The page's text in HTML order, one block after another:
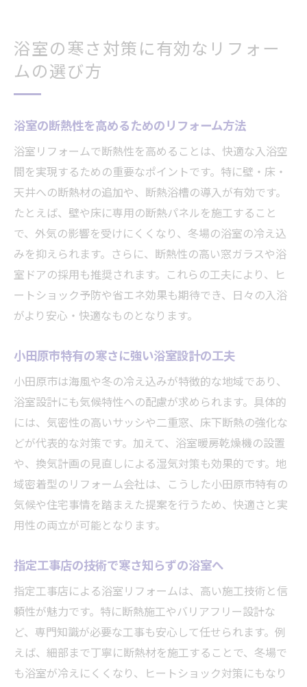
ント
朝倉風呂を含めた施工事例から学ぶ成功法
則
説
快適な浴室を実現するためのチェックリス
ト
浴室リフォーム後の満足度を高める工夫
小田原市で理想の浴室を手に入れるためのまと
め
浴室リフォームのポイントを小田原市で実
践
家族が満足する浴室リフォーム総まとめ
リフォーム後も続く浴室の快適さと安心感
小田原市で浴室リフォームを成功させる秘
訣
浴室の寒さ対策に有効なリフォー
ムの選び方
浴室の断熱性を高めるためのリフォーム方法
浴室リフォームで断熱性を高めることは、快適な入浴空
間を実現するための重要なポイントです。特に壁・床・
天井への断熱材の追加や、断熱浴槽の導入が有効です。
たとえば、壁や床に専用の断熱パネルを施工すること
で、外気の影響を受けにくくなり、冬場の浴室の冷え込
みを抑えられます。さらに、断熱性の高い窓ガラスや浴
室ドアの採用も推奨されます。これらの工夫により、ヒ
ートショック予防や省エネ効果も期待でき、日々の入浴
がより安心・快適なものとなります。
小田原市特有の寒さに強い浴室設計の工夫
小田原市は海風や冬の冷え込みが特徴的な地域であり、
浴室設計にも気候特性への配慮が求められます。具体的
には、気密性の高いサッシや二重窓、床下断熱の強化な
どが代表的な対策です。加えて、浴室暖房乾燥機の設置
や、換気計画の見直しによる湿気対策も効果的です。地
域密着型のリフォーム会社は、こうした小田原市特有の
気候や住宅事情を踏まえた提案を行うため、快適さと実
用性の両立が可能となります。
指定工事店の技術で寒さ知らずの浴室へ
指定工事店による浴室リフォームは、高い施工技術と信
頼性が魅力です。特に断熱施工やバリアフリー設計な
ど、専門知識が必要な工事も安心して任せられます。例
えば、細部まで丁寧に断熱材を施工することで、冬場で
も浴室が冷えにくくなり、ヒートショック対策にもなり